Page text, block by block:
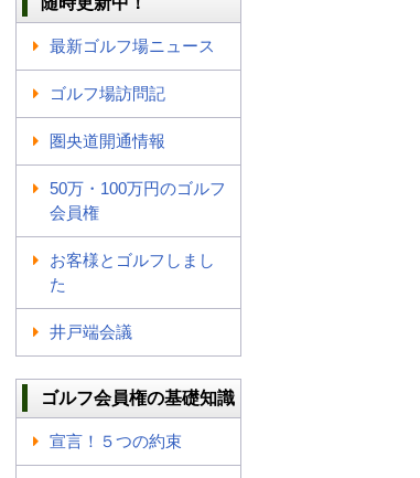
最新ゴルフ場ニュース
ゴルフ場訪問記
圏央道開通情報
50万・100万円のゴルフ
会員権
お客様とゴルフしまし
た
井戸端会議
ゴルフ会員権の基礎知識
宣言！５つの約束